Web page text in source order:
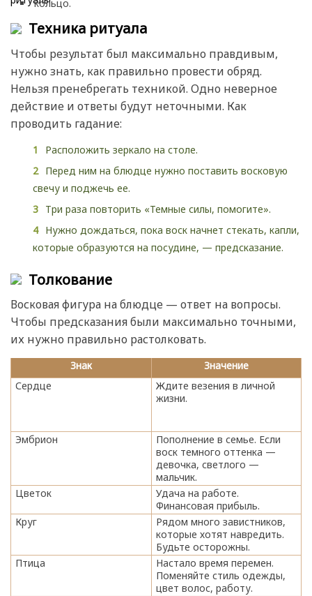
кольцо.
Техника ритуала
Чтобы результат был максимально правдивым,
нужно знать, как правильно провести обряд.
Нельзя пренебрегать техникой. Одно неверное
действие и ответы будут неточными. Как
проводить гадание:
Расположить зеркало на столе.
Перед ним на блюдце нужно поставить восковую
свечу и поджечь ее.
Три раза повторить «Темные силы, помогите».
Нужно дождаться, пока воск начнет стекать, капли,
которые образуются на посудине, — предсказание.
Толкование
Восковая фигура на блюдце — ответ на вопросы.
Чтобы предсказания были максимально точными,
их нужно правильно растолковать.
Знак
Значение
Сердце
Ждите везения в личной
жизни.
Эмбрион
Пополнение в семье. Если
воск темного оттенка —
девочка, светлого —
мальчик.
Цветок
Удача на работе.
Финансовая прибыль.
Круг
Рядом много завистников,
которые хотят навредить.
Будьте осторожны.
Птица
Настало время перемен.
Поменяйте стиль одежды,
цвет волос, работу.